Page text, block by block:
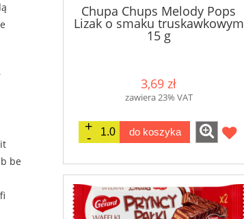
be
Chupa Chups Melody Pops
Lizak o smaku truskawkowym
15 g
3,69 zł
zawiera 23% VAT
do koszyka